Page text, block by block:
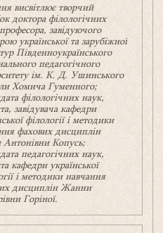
висвітлює творчий
доктора філологічних
завідуючого
української та зарубіжної
Південноукраїнського
педагогічного
ім. К. Д. Ушинського
Хомича Гуменного;
філологічних наук,
завідувача кафедри
філології і методики
фахових дисциплін
Антонівни Копусь;
педагогічних наук,
кафедри української
і методики навчання
дисциплін Жанни
Горіної.